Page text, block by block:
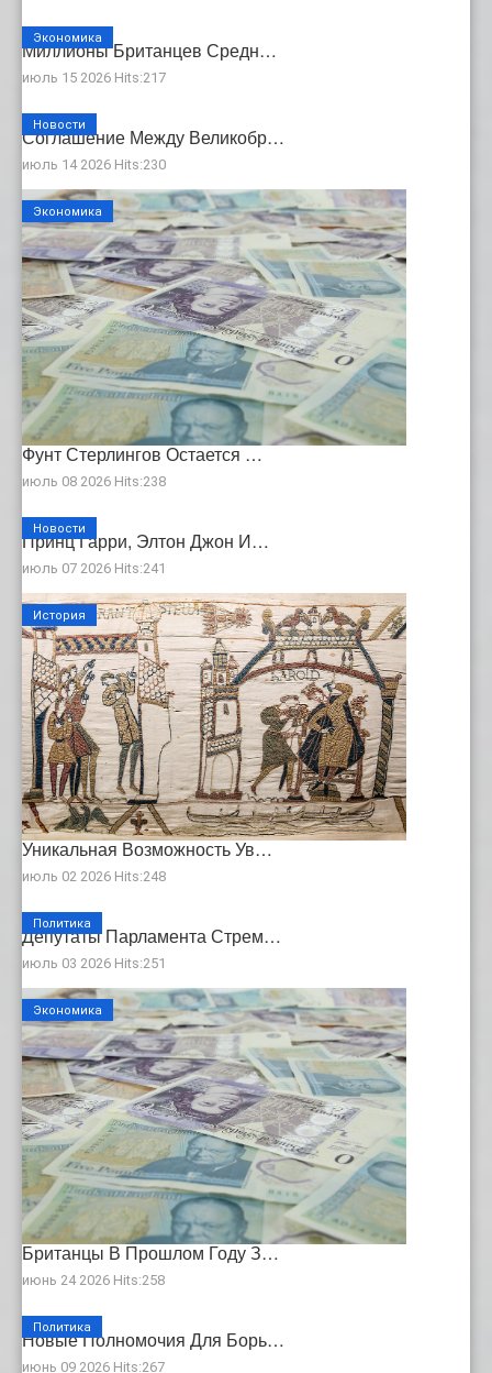
Миллионы Британцев Средн…
июль 15 2026 Hits:217
Экономика
Соглашение Между Великобр…
июль 14 2026 Hits:230
Новости
Фунт Стерлингов Остается …
июль 08 2026 Hits:238
Экономика
Принц Гарри, Элтон Джон И…
июль 07 2026 Hits:241
Новости
Уникальная Возможность Ув…
июль 02 2026 Hits:248
История
Депутаты Парламента Стрем…
июль 03 2026 Hits:251
Политика
Британцы В Прошлом Году З…
июнь 24 2026 Hits:258
Экономика
Новые Полномочия Для Борь…
июнь 09 2026 Hits:267
Политика